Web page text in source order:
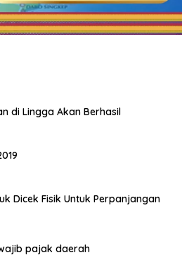
di Lingga Akan Berhasil
Dicek Fisik Untuk Perpanjangan
pajak daerah